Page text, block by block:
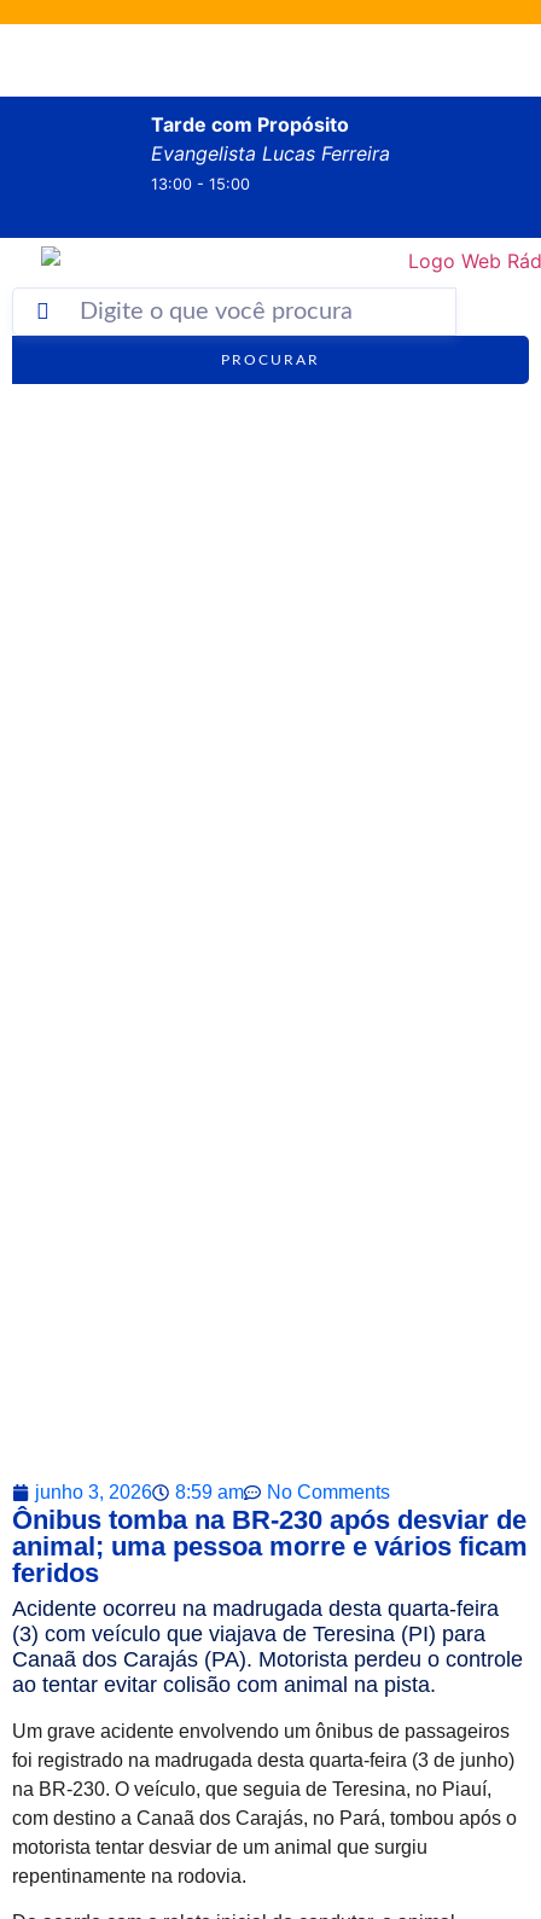
Tarde com Propósito
Evangelista Lucas Ferreira
13:00 - 15:00
PROCURAR
junho 3, 2026 8:59 am No Comments
Ônibus tomba na BR-230 após desviar de
animal; uma pessoa morre e vários ficam
feridos
Acidente ocorreu na madrugada desta quarta-feira
(3) com veículo que viajava de Teresina (PI) para
Canaã dos Carajás (PA). Motorista perdeu o controle
ao tentar evitar colisão com animal na pista.
Um grave acidente envolvendo um ônibus de passageiros
foi registrado na madrugada desta quarta-feira (3 de junho)
na BR-230. O veículo, que seguia de Teresina, no Piauí,
com destino a Canaã dos Carajás, no Pará, tombou após o
motorista tentar desviar de um animal que surgiu
repentinamente na rodovia.